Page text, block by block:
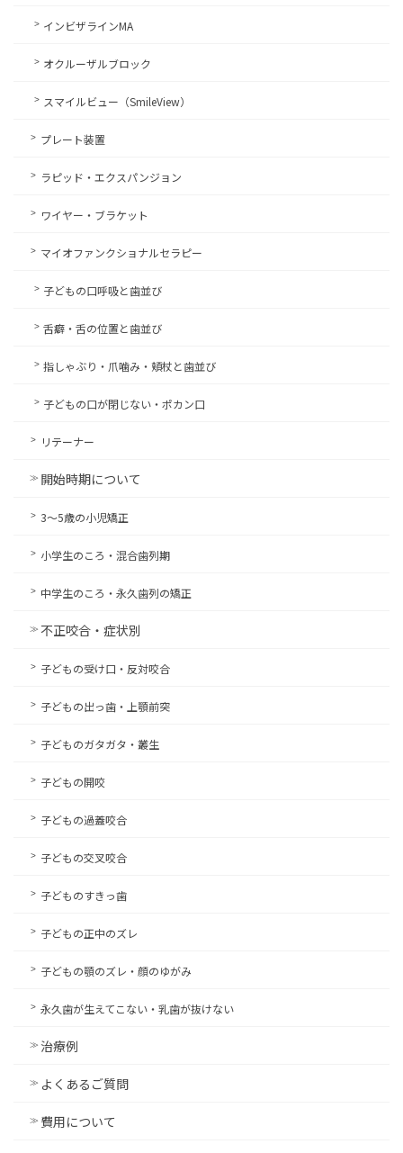
インビザラインMA
オクルーザルブロック
スマイルビュー（SmileView）
プレート装置
ラピッド・エクスパンジョン
ワイヤー・ブラケット
マイオファンクショナルセラピー
子どもの口呼吸と歯並び
舌癖・舌の位置と歯並び
指しゃぶり・爪噛み・頬杖と歯並び
子どもの口が閉じない・ポカン口
リテーナー
開始時期について
3〜5歳の小児矯正
小学生のころ・混合歯列期
中学生のころ・永久歯列の矯正
不正咬合・症状別
子どもの受け口・反対咬合
子どもの出っ歯・上顎前突
子どものガタガタ・叢生
子どもの開咬
子どもの過蓋咬合
子どもの交叉咬合
子どものすきっ歯
子どもの正中のズレ
子どもの顎のズレ・顔のゆがみ
永久歯が生えてこない・乳歯が抜けない
治療例
よくあるご質問
費用について